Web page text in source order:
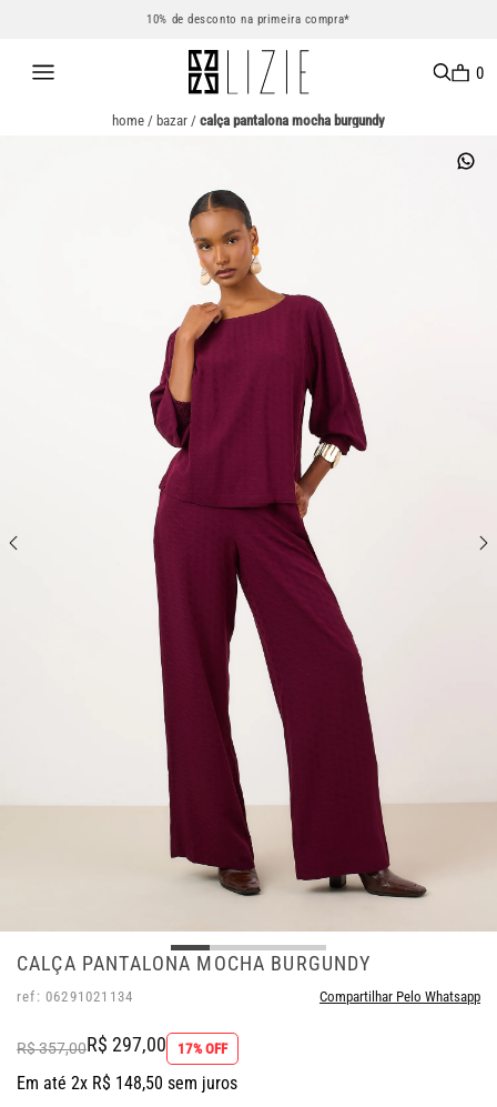
10% de desconto na primeira compra*
0
home / bazar / calça pantalona mocha burgundy
CALÇA PANTALONA MOCHA BURGUNDY
ref: 06291021134 Compartilhar Pelo Whatsapp
R$ 357,00R$ 297,00 17% OFF
Em até 2x R$ 148,50 sem juros